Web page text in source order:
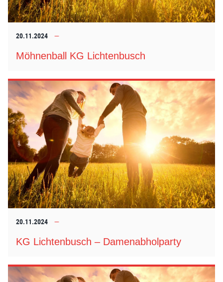
20.11.2024
Möhnenball KG Lichtenbusch
20.11.2024
KG Lichtenbusch – Damenabholparty